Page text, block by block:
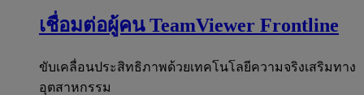
เชื่อมต่อผู้คน TeamViewer Frontline
ขับเคลื่อนประสิทธิภาพด้วยเทคโนโลยีความจริงเสริมทาง
อุตสาหกรรม